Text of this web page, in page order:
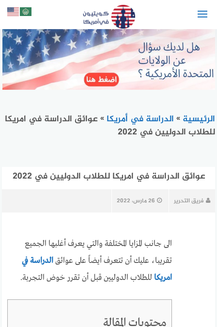
الرئيسية » الدراسة في أمريكا » عوائق الدراسة في امريكا
للطلاب الدوليين في 2022
عوائق الدراسة في امريكا للطلاب الدوليين في 2022
فريق التحرير 26 مارس، 2022
الى جانب المزايا المختلفة والتي يعرف أغلبها الجميع
تقريبا، عليك أن تتعرف أيضاً على عوائقالدراسة في
امريكا للطلاب الدوليين قبل أن تقرر خوض التجربة.
محتويات المقالة